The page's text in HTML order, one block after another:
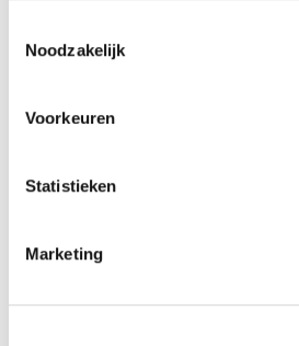
Noodzakelijk
Voorkeuren
Statistieken
Marketing